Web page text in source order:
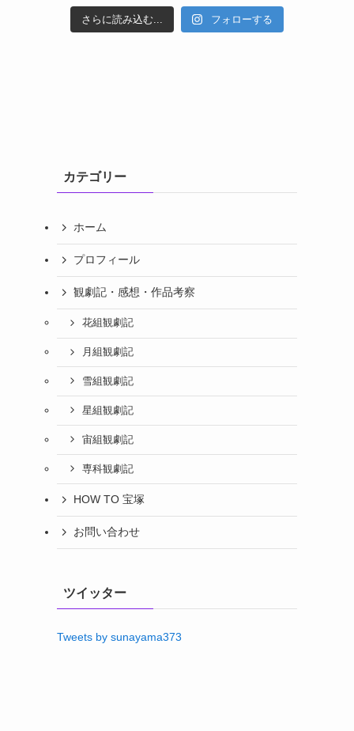
さらに読み込む... フォローする
カテゴリー
ホーム
プロフィール
観劇記・感想・作品考察
花組観劇記
月組観劇記
雪組観劇記
星組観劇記
宙組観劇記
専科観劇記
HOW TO 宝塚
お問い合わせ
ツイッター
Tweets by sunayama373